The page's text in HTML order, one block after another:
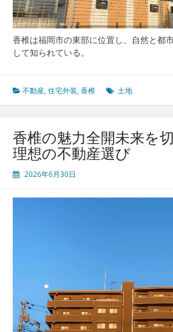
香椎は福岡市の東部に位置し、自然と都
して知られている。
不動産,住宅外装,香椎 土地
香椎の魅力全開未来を
理想の不動産選び
2026年6月30日